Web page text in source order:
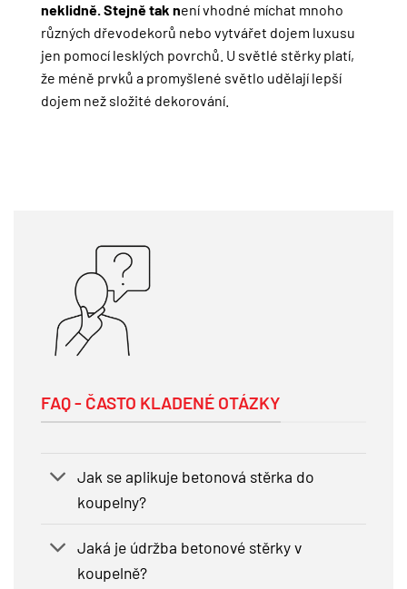
neklidně. Stejně tak není vhodné míchat mnoho
různých dřevodekorů nebo vytvářet dojem luxusu
jen pomocí lesklých povrchů. U světlé stěrky platí,
že méně prvků a promyšlené světlo udělají lepší
dojem než složité dekorování.
FAQ - ČASTO KLADENÉ OTÁZKY
Jak se aplikuje betonová stěrka do
koupelny?
Jaká je údržba betonové stěrky v
koupelně?